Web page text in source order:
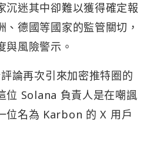
沉迷其中卻難以獲得確定報
、德國等國家的監管關切，
與風險警示。
論再次引來加密推特圈的
位 Solana 負責人是在嘲諷
位名為 Karbon 的 X 用戶